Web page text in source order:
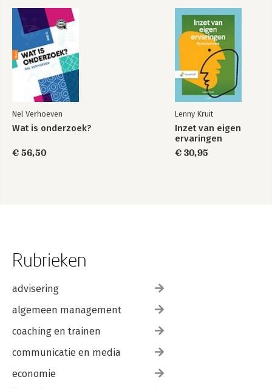
Nel Verhoeven
Wat is onderzoek?
€ 56,50
Lenny Kruit
Inzet van eigen
ervaringen
€ 30,95
Rubrieken
advisering
algemeen management
coaching en trainen
communicatie en media
economie